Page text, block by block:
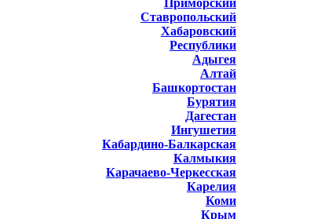
Приморский
Ставропольский
Хабаровский
Республики
Адыгея
Алтай
Башкортостан
Бурятия
Дагестан
Ингушетия
Кабардино-Балкарская
Калмыкия
Карачаево-Черкесская
Карелия
Коми
Крым